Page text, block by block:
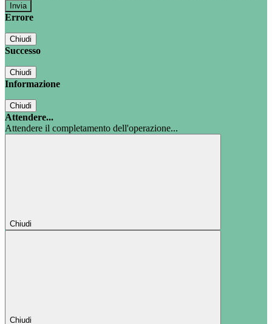
Errore
Chiudi
Successo
Chiudi
Informazione
Chiudi
Attendere...
Attendere il completamento dell'operazione...
Chiudi
Chiudi